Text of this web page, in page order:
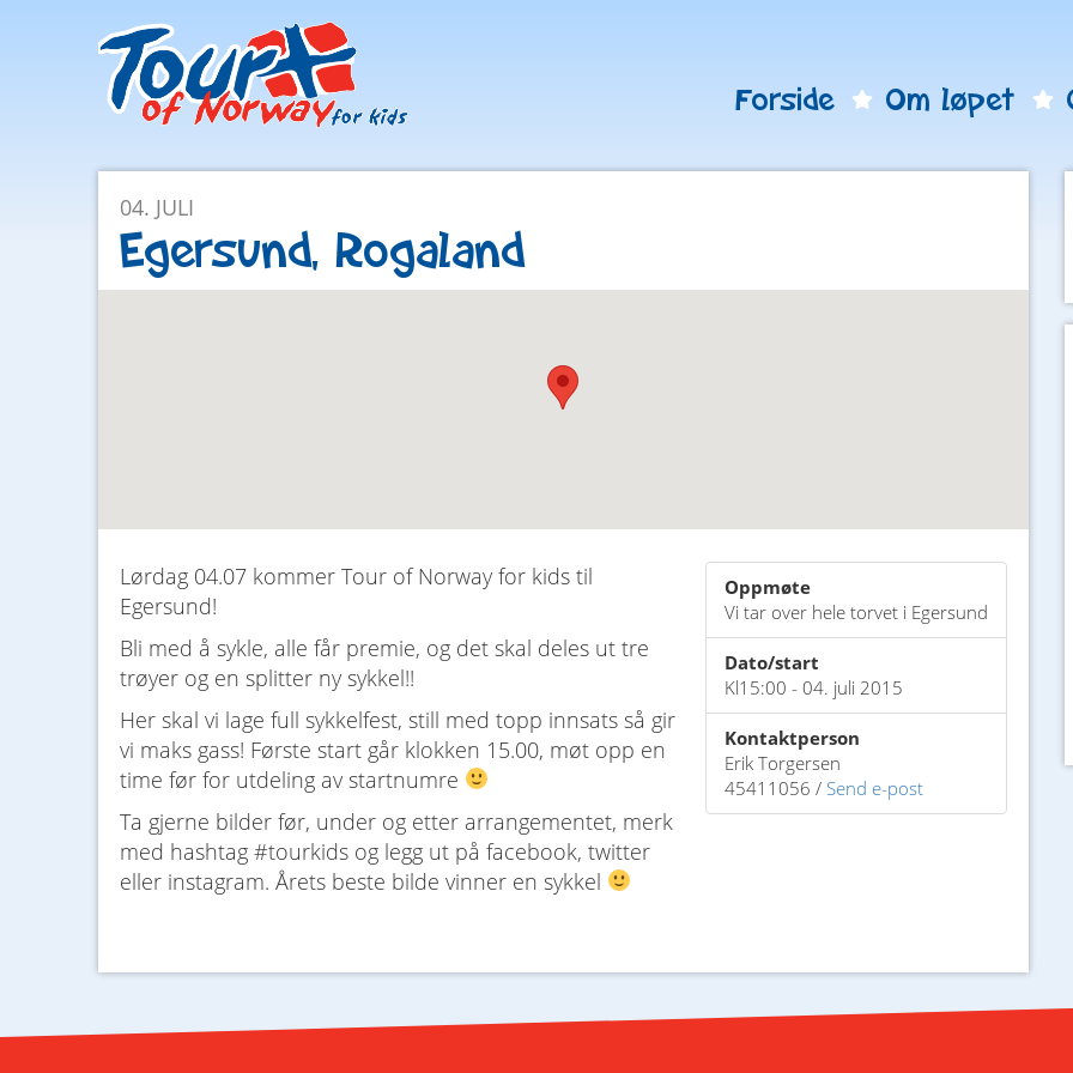
FacebookInstagram
Forside Om løpet
04. JULI
Egersund, Rogaland
Oppmøte
Vi tar over hele torvet i Egersund
Dato/start
Kl15:00 - 04. juli 2015
Kontaktperson
Erik Torgersen
45411056 / Send e-post
Lørdag 04.07 kommer Tour of Norway for kids til
Egersund!
Bli med å sykle, alle får premie, og det skal deles ut tre
trøyer og en splitter ny sykkel!!
Her skal vi lage full sykkelfest, still med topp innsats så gir
vi maks gass! Første start går klokken 15.00, møt opp en
time før for utdeling av startnumre
Ta gjerne bilder før, under og etter arrangementet, merk
med hashtag #tourkids og legg ut på facebook, twitter
eller instagram. Årets beste bilde vinner en sykkel